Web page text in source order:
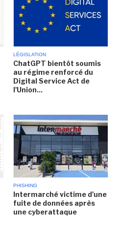
LÉGISLATION
ChatGPT bientôt soumis
au régime renforcé du
Digital Service Act de
l'Union...
PHISHING
Intermarché victime d'une
fuite de données après
une cyberattaque